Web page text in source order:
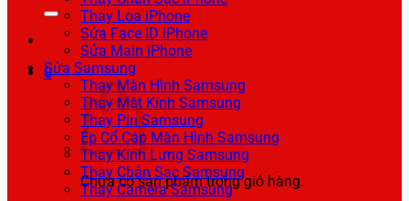
kiếm:
0
Chưa có sản phẩm trong giỏ hàng.
Thay Loa iPhone
Sửa Face ID iPhone
Sửa Main iPhone
Sửa Samsung
Thay Màn Hình Samsung
Thay Mặt Kính Samsung
Thay Pin Samsung
Ép Cổ Cáp Màn Hình Samsung
Thay Kính Lưng Samsung
Thay Chân Sạc Samsung
Thay Camera Samsung